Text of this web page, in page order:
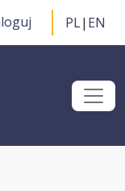
PL| EN